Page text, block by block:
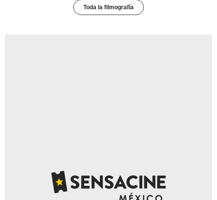
Toda la filmografía